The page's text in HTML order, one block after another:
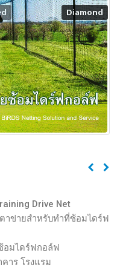
Diamond
Diamond
Drive Net
าข่ายสำหรับทำที่ซ้อมไดร์ฟ
อมไดร์ฟกอล์ฟ
าร โรงแรม